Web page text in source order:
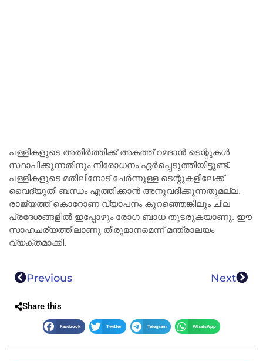
പള്ളികളുടെ അതിർത്തിക്ക്‌ അകത്ത്‌ റമദാൻ ടെന്റുകൾ
സ്ഥാപിക്കുന്നതിനും നിരോധനം ഏർപ്പെടുത്തിയിട്ടുണ്ട്‌.
പള്ളികളുടെ മതിലിനോട് ചേർന്നുള്ള ടെന്റുകളിലേക്ക്
വൈദ്യുതി ബന്ധം എത്തിക്കാൻ അനുവദിക്കുന്നതുമല്ല.
രാജ്യത്ത്‌ കൊറോണ വ്യാപനം കുറഞ്ഞെങ്കിലും ചില
പ്രദേശങ്ങളിൽ ഇപ്പോഴും രോഗ ബാധ തുടരുകയാണു. ഈ
സാഹചര്യത്തിലാണു തീരുമാനമെന്ന് മന്ത്രാലയം
വ്യക്തമാക്കി.
Previous Next
Share this
Facebook Twitter Telegram WhatsApp